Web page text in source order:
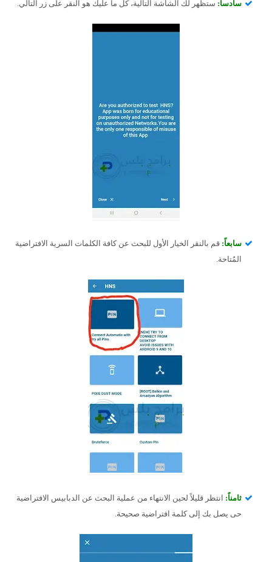
سادساً: ستظهر لك الشاشة التالية، كل ما عليك هو النقر على زر التالي.
سابعاً: قم بالنقر الخيار الأول للبحث عن كافة الكلمات السرية الافتراضية
المُتاحة.
ثامناً: انتظر قليلاً لحين الانتهاء من عملية البحث عن الدبابيس الافتراضية
حى يصل بك إلى كلمة افتراضية صحيحة.